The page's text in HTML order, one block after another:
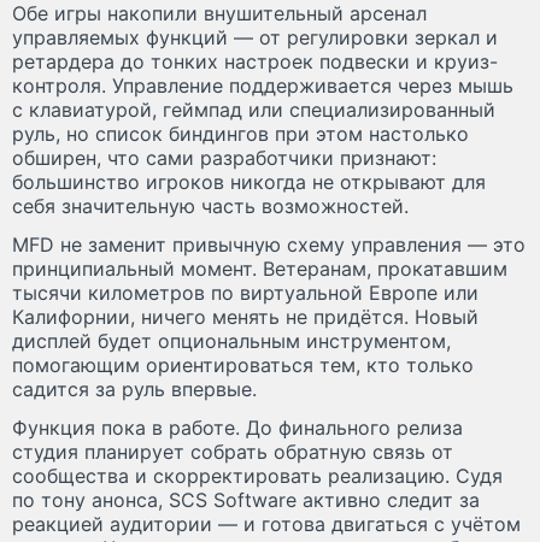
Обе игры накопили внушительный арсенал
управляемых функций — от регулировки зеркал и
ретардера до тонких настроек подвески и круиз-
контроля. Управление поддерживается через мышь
с клавиатурой, геймпад или специализированный
руль, но список биндингов при этом настолько
обширен, что сами разработчики признают:
большинство игроков никогда не открывают для
себя значительную часть возможностей.
MFD не заменит привычную схему управления — это
принципиальный момент. Ветеранам, прокатавшим
тысячи километров по виртуальной Европе или
Калифорнии, ничего менять не придётся. Новый
дисплей будет опциональным инструментом,
помогающим ориентироваться тем, кто только
садится за руль впервые.
Функция пока в работе. До финального релиза
студия планирует собрать обратную связь от
сообщества и скорректировать реализацию. Судя
по тону анонса, SCS Software активно следит за
реакцией аудитории — и готова двигаться с учётом